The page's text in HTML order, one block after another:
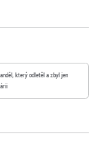
který odletěl a zbyl jen